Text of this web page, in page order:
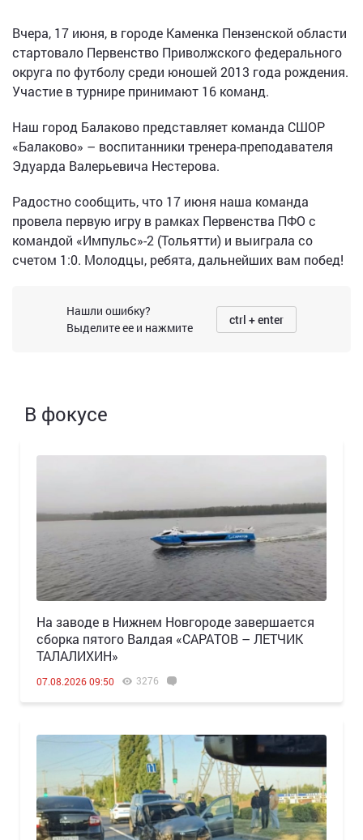
Вчера, 17 июня, в городе Каменка Пензенской области
стартовало Первенство Приволжского федерального
округа по футболу среди юношей 2013 года рождения.
Участие в турнире принимают 16 команд.
Наш город Балаково представляет команда СШОР
«Балаково» – воспитанники тренера-преподавателя
Эдуарда Валерьевича Нестерова.
Радостно сообщить, что 17 июня наша команда
провела первую игру в рамках Первенства ПФО с
командой «Импульс»-2 (Тольятти) и выиграла со
счетом 1:0. Молодцы, ребята, дальнейших вам побед!
Нашли ошибку?
Выделите ее и нажмите
ctrl + enter
В фокусе
Н️а заводе в Нижнем Новгороде завершается
сборка пятого Валдая «САРАТОВ – ЛЕТЧИК
ТАЛАЛИХИН»
07.08.2026 09:50 3276